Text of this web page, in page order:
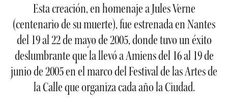
Esta creación, en homenaje a Jules Verne
(centenario de su muerte), fue estrenada en Nantes
del 19 al 22 de mayo de 2005, donde tuvo un éxito
deslumbrante que la llevó a Amiens del 16 al 19 de
junio de 2005 en el marco del Festival de las Artes de
la Calle que organiza cada año la Ciudad.